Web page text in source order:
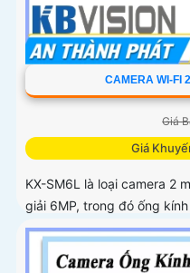
CAMERA WI-FI
Giá
Giá
KX-SM6L là loại camera 2
giải 6MP, trong đó ống
95° và ống kính quay